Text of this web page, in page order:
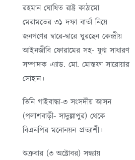
রহমান ঘোষিত রাষ্ট্র কাঠামো
মেরামতের ৩১ দফা বার্তা নিয়ে
জনগণের দ্বারে-দ্বারে ঘুরছেন কেন্দ্রীয়
আইনজীবি ফোরামের সহ- যুগ্ম সাধারণ
সম্পাদক এ্যাড. মো. মোস্তফা সারোয়ার
সোহান।
তিনি গাইবান্ধা-৩ সংসদীয় আসন
(পলাশবাড়ী- সাদুল্লাপুর) থেকে
বিএনপির মনোনয়ন প্রত্যাশী।
শুক্রবার (৩ অক্টোবর) সন্ধ্যায়